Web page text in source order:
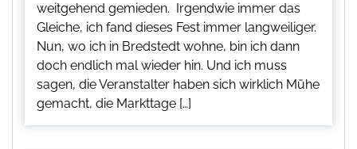
weitgehend gemieden. Irgendwie immer das
Gleiche, ich fand dieses Fest immer langweiliger.
Nun, wo ich in Bredstedt wohne, bin ich dann
doch endlich mal wieder hin. Und ich muss
sagen, die Veranstalter haben sich wirklich Mühe
gemacht, die Markttage […]